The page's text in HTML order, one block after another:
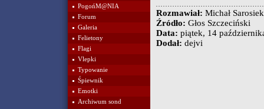
PogońM@NIA
Forum
Galeria
Felietony
Flagi
Vlepki
Typowanie
Śpiewnik
Emotki
Archiwum sond
Rozmawiał: Michał Sarosiek
Źródło: Głos Szczeciński
Data: piątek, 14
Dodał: dejvi